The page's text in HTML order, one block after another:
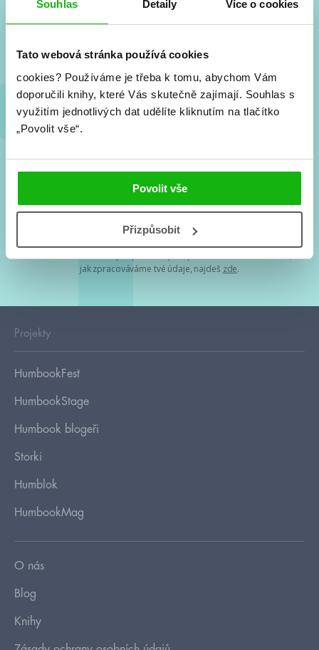
Souhlas Detaily Více o cookies
Tato webová stránka používá cookies
cookies? Používáme je třeba k tomu, abychom Vám
doporučili knihy, které Vás skutečně zajímají. Souhlas s
využitím jednotlivých dat udělíte kliknutím na tlačítko
„Povolit vše“.
Povolit vše
Přizpůsobit
a seriálové adaptace a další.
Souhlasím spodmínkami zpracování osobních údajů
Tvá e-mailová adresa je u nás v bezpečí. Přečti si
jak zpracováváme tvé údaje, najdeš zde.
Projekty
HumbookFest
HumbookStage
Humbook blogeři
Storki
Humblok
HumbookMag
O nás
Blog
Knihy